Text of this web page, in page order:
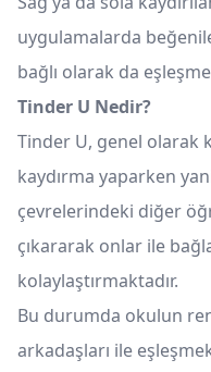
uygulamalarda
bağlı olarak da
Tinder U Nedir?
Tinder U, genel olarak
kaydırma yaparken
çevrelerindeki diğer
çıkararak onlar ile
kolaylaştırmaktadır.
Bu durumda okulun
arkadaşları ile